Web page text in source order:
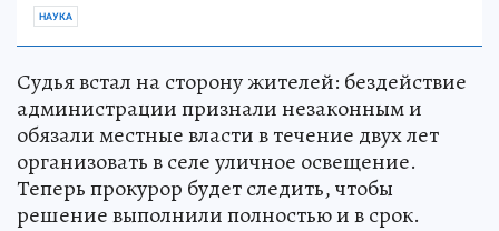
НАУКА
Судья встал на сторону жителей: бездействие
администрации признали незаконным и
обязали местные власти в течение двух лет
организовать в селе уличное освещение.
Теперь прокурор будет следить, чтобы
решение выполнили полностью и в срок.